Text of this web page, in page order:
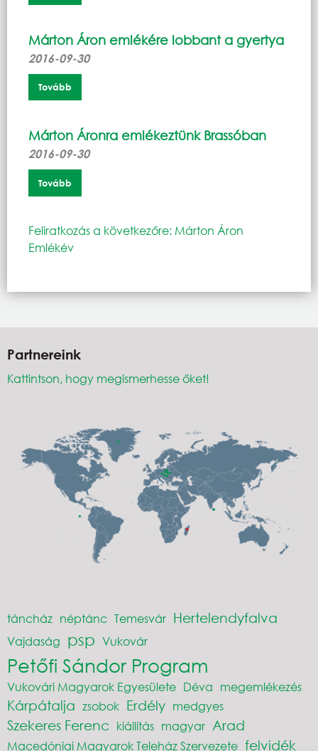
Márton Áron emlékére lobbant a gyertya
2016-09-30
Tovább
Márton Áronra emlékeztünk Brassóban
2016-09-30
Tovább
Feliratkozás a következőre: Márton Áron
Emlékév
Partnereink
Kattintson, hogy megismerhesse őket!
táncház néptánc Temesvár Hertelendyfalva
Vajdaság psp Vukovár
Petőfi Sándor Program
Vukovári Magyarok Egyesülete Déva megemlékezés
Kárpátalja zsobok Erdély medgyes
Szekeres Ferenc kiállítás magyar Arad
Macedóniai Magyarok Teleház Szervezete felvidék